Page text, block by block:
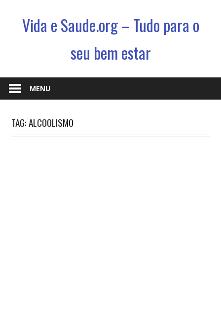
Vida e Saude.org – Tudo para o
seu bem estar
Saude
e
jeito
MENU
TAG: ALCOOLISMO